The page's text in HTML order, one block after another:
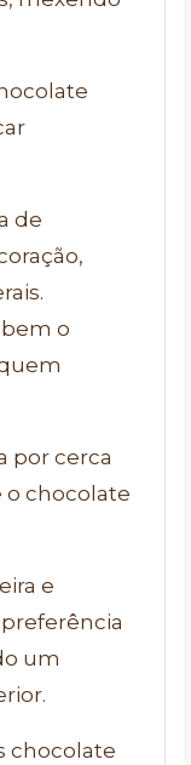
de
o
por cerca
o chocolate
e
um
chocolate